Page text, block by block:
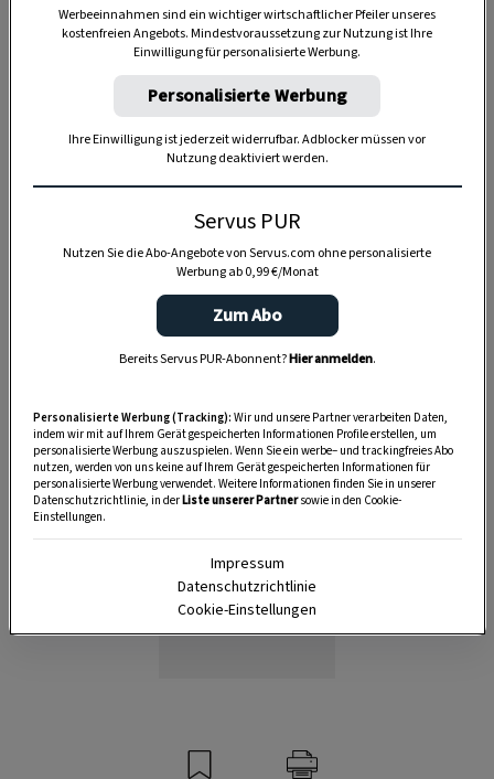
Werbeeinnahmen sind ein wichtiger wirtschaftlicher Pfeiler unseres
kostenfreien Angebots. Mindestvoraussetzung zur Nutzung ist Ihre
Einwilligung für personalisierte Werbung.
Personalisierte Werbung
Ihre Einwilligung ist jederzeit widerrufbar. Adblocker müssen vor
Nutzung deaktiviert werden.
Servus PUR
Nutzen Sie die Abo-Angebote von Servus.com ohne personalisierte
Werbung ab 0,99 €/Monat
Zum Abo
Bereits Servus PUR-Abonnent?Hier anmelden.
Personalisierte Werbung (Tracking): Wir und unsere Partner verarbeiten Daten,
indem wir mit auf Ihrem Gerät gespeicherten Informationen Profile erstellen, um
personalisierte Werbung auszuspielen. Wenn Sie ein werbe– und trackingfreies Abo
nutzen, werden von uns keine auf Ihrem Gerät gespeicherten Informationen für
personalisierte Werbung verwendet. Weitere Informationen finden Sie in unserer
Datenschutzrichtlinie, in derListe unserer Partnersowie in den Cookie-
Einstellungen.
Impressum
Datenschutzrichtlinie
Cookie-Einstellungen